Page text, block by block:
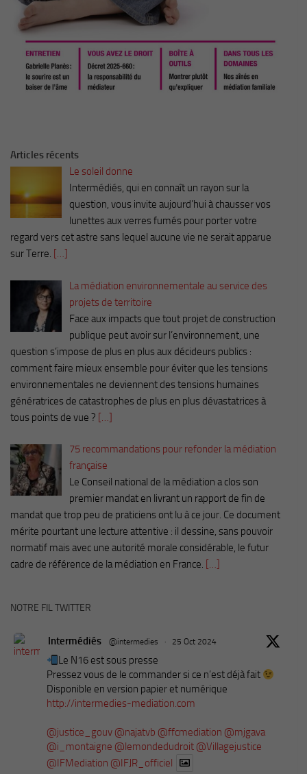
Articles récents
Le soleil donne
Intermédiés, qui en connaît un rayon sur la
question, vous invite aujourd’hui à chausser vos
lunettes aux verres fumés pour porter votre
regard vers cet astre sans lequel aucune vie ne serait apparue
sur Terre. […]
La médiation environnementale au service des
projets de territoire
Face aux impacts que tout projet de construction
publique peut avoir sur l’environnement, une
question s’impose de plus en plus aux décideurs publics :
comment faire mieux ensemble pour éviter que les tensions
environnementales ne deviennent des tensions humaines
génératrices de catastrophes de plus en plus dévastatrices à
tous points de vue ? […]
75 recommandations pour refonder la médiation
française
Le Conseil national de la médiation a clos son
premier mandat en livrant un rapport de fin de
mandat que trop peu de praticiens ont lu à ce jour. Ce document
mérite pourtant une lecture attentive : il dessine, sans pouvoir
normatif mais avec une autorité morale considérable, le futur
cadre de référence de la médiation en France. […]
NOTRE FIL TWITTER
Intermédiés @intermedies · 25 Oct 2024
Le N16 est sous presse
Pressez vous de le commander si ce n’est déjà fait
Disponible en version papier et numérique
http://intermedies-mediation.com
@justice_gouv @najatvb @ffcmediation @mjgava
@i_montaigne @lemondedudroit @Villagejustice
@IFMediation @IFJR_officiel